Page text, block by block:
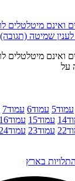
ואינם מיטלטלים
שמיטה (תגובה)
ואינם מיטלטלים
על
עמוד5 עמוד6 עמוד7
14 עמוד15 עמוד16
22 עמוד23 עמוד24